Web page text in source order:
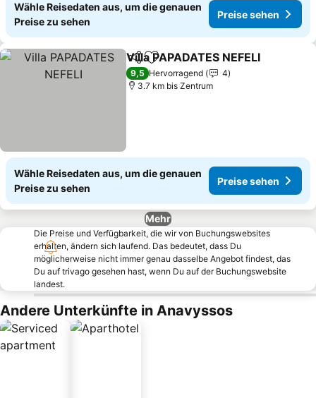
Wähle Reisedaten aus, um die genauen
Preise zu sehen
Preise sehen
TeilenZu Favoriten hinzufügen
Villa PAPADATES NEFELI
9,5 Hervorragend
4
3.7 km bis Zentrum
Wähle Reisedaten aus, um die genauen
Preise zu sehen
Preise sehen
Mehr
Die Preise und Verfügbarkeit, die wir von Buchungswebsites
erhalten, ändern sich laufend. Das bedeutet, dass Du
möglicherweise nicht immer genau dasselbe Angebot findest, das
Du auf trivago gesehen hast, wenn Du auf der Buchungswebsite
landest.
Andere Unterkünfte in Anavyssos